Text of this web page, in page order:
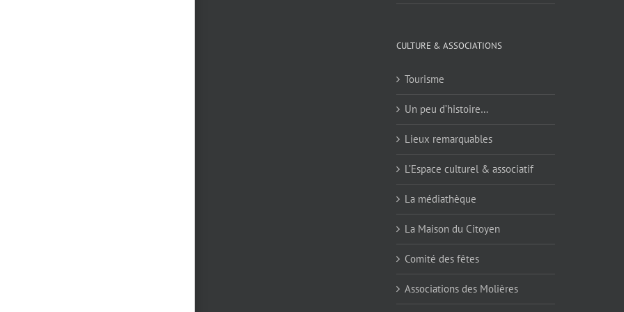
CULTURE & ASSOCIATIONS
Tourisme
Un peu d’histoire…
Lieux remarquables
L’Espace culturel & associatif
La médiathèque
La Maison du Citoyen
Comité des fêtes
Associations des Molières